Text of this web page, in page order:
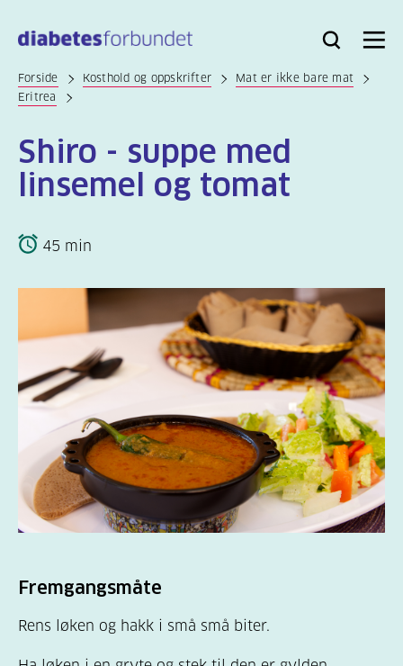
hovedinnhold
Bli
Logg
Søk Meny
Forside Kosthold og oppskrifter
Mat er ikke bare mat
Eritrea
Shiro - suppe med
linsemel og tomat
45 min
Fremgangsmåte
Rens løken og hakk i små små biter.